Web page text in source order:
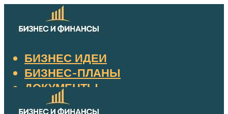
БИЗНЕС ИДЕИ
БИЗНЕС-ПЛАНЫ
ДОКУМЕНТЫ
НАЛОГИ